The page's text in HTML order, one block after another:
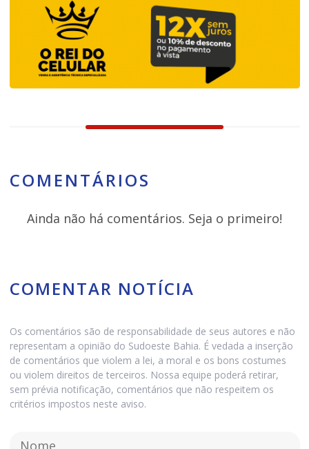
COMENTÁRIOS
Ainda não há comentários. Seja o primeiro!
COMENTAR NOTÍCIA
Os comentários são de responsabilidade de seus autores e não
representam a opinião do Sudoeste Bahia. É vedada a inserção
de comentários que violem a lei, a moral e os bons costumes
ou violem direitos de terceiros. Nossa equipe poderá retirar,
sem prévia notificação, comentários que não respeitem os
critérios impostos neste aviso.